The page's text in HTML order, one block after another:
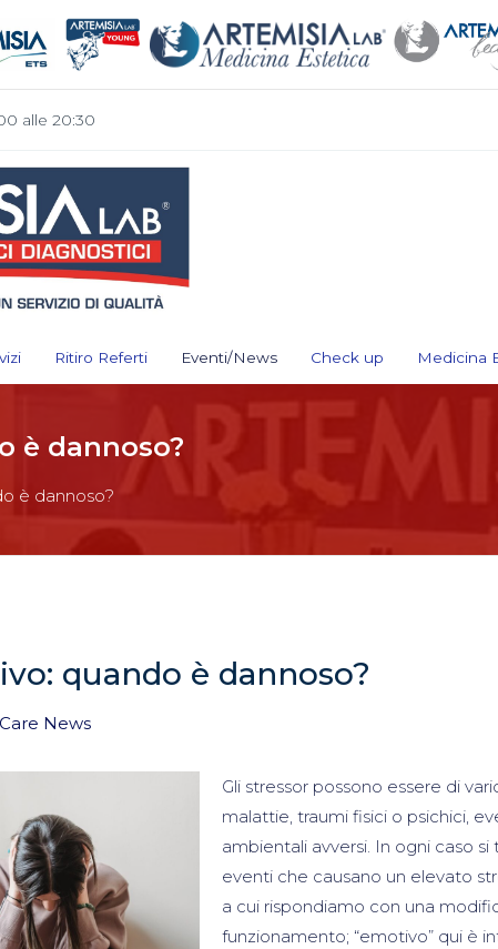
alle 20:30
Ritiro Referti Eventi/News Check up Medicina
è dannoso?
è dannoso?
quando è dannoso?
Care News
Gli stressor possono essere di
malattie, traumi fisici o psichici,
ambientali avversi. In ogni caso si
eventi che causano un elevato
a cui rispondiamo con una
funzionamento; “emotivo” qui è